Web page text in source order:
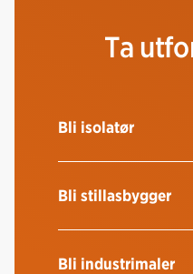
Ta
Bli isolatør
Bli stillasbygger
Bli industrimaler